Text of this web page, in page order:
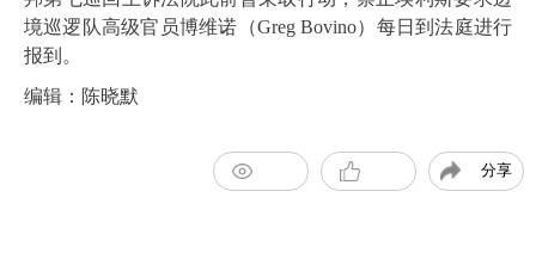
境巡逻队高级官员博维诺（Greg Bovino）每日到法庭进行
报到。
编辑：陈晓默
分享